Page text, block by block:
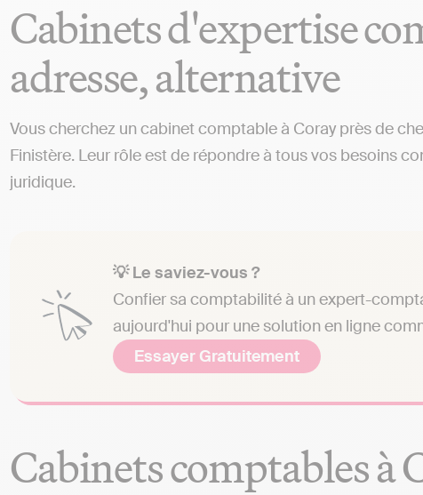
Cabinets d'expertise
adresse, alternative
Vous cherchez un cabinet comptable à Coray près de
Finistère. Leur rôle est de répondre à tous vos besoins
juridique.
💡 Le saviez-vous ?
Confier sa comptabilité à un expert-
aujourd'hui pour une solution en ligne
Essayer Gratuitement
Cabinets comptables à